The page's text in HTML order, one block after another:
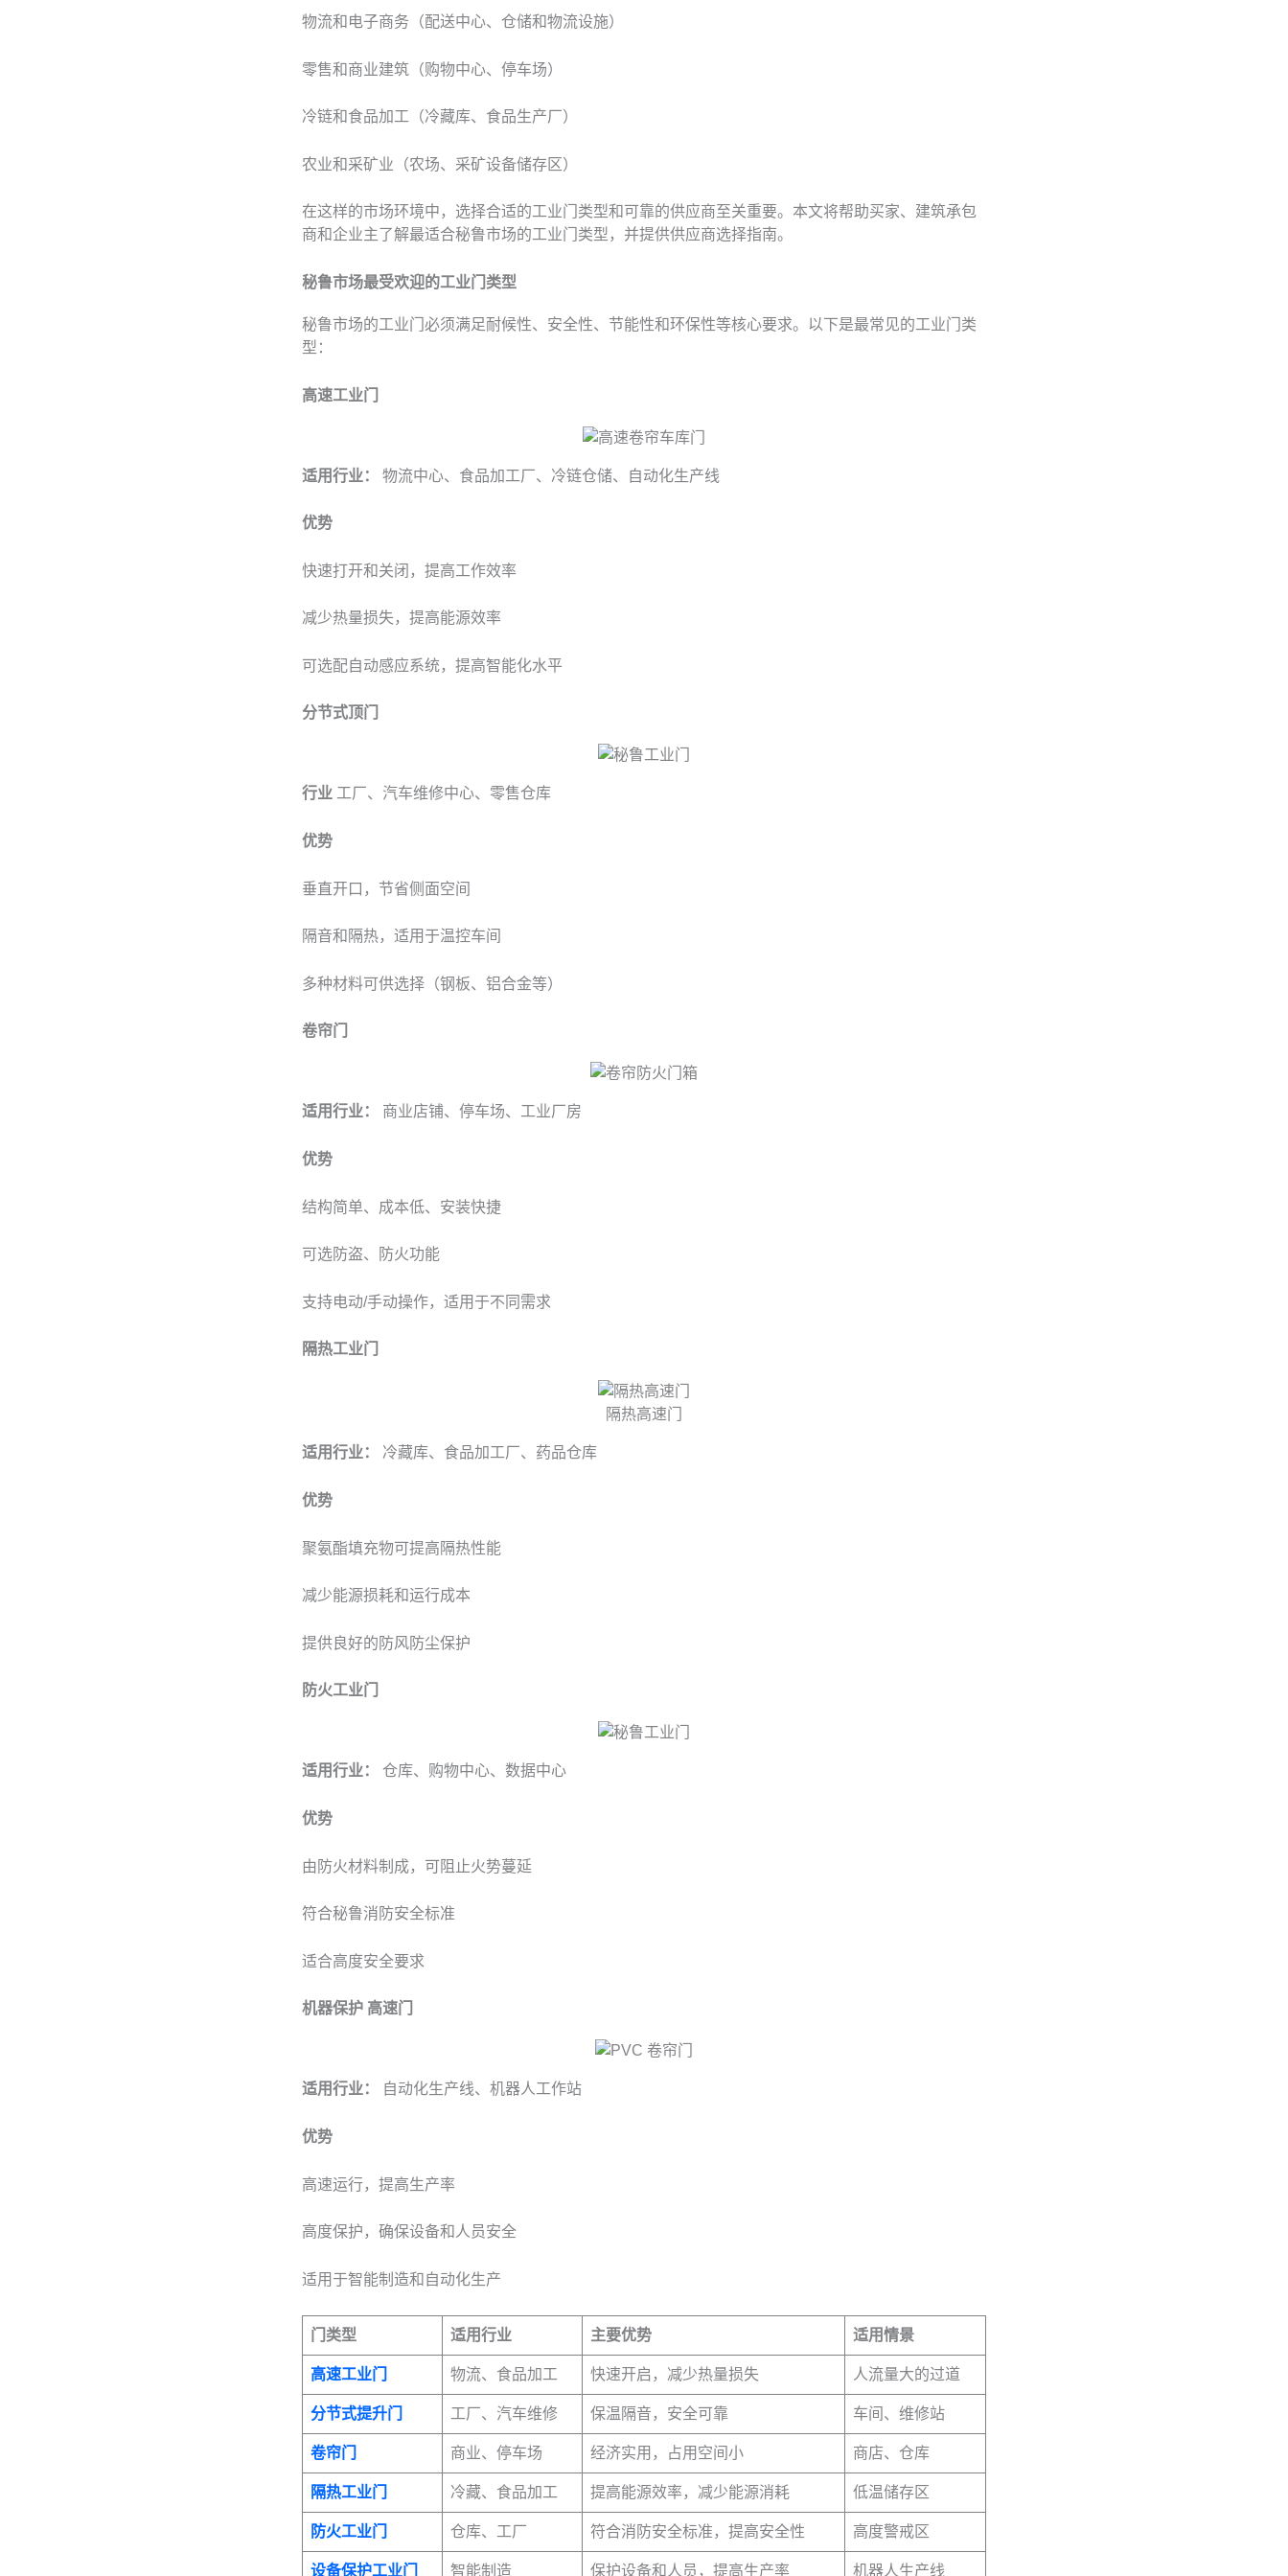
物流和电子商务（配送中心、仓储和物流设施）
零售和商业建筑（购物中心、停车场）
冷链和食品加工（冷藏库、食品生产厂）
农业和采矿业（农场、采矿设备储存区）
在这样的市场环境中，选择合适的工业门类型和可靠的供应商至关重要。本文将帮助买家、建筑承包
商和企业主了解最适合秘鲁市场的工业门类型，并提供供应商选择指南。
秘鲁市场最受欢迎的工业门类型
秘鲁市场的工业门必须满足耐候性、安全性、节能性和环保性等核心要求。以下是最常见的工业门类
型：
高速工业门
适用行业： 物流中心、食品加工厂、冷链仓储、自动化生产线
优势
快速打开和关闭，提高工作效率
减少热量损失，提高能源效率
可选配自动感应系统，提高智能化水平
分节式顶门
行业 工厂、汽车维修中心、零售仓库
优势
垂直开口，节省侧面空间
隔音和隔热，适用于温控车间
多种材料可供选择（钢板、铝合金等）
卷帘门
适用行业： 商业店铺、停车场、工业厂房
优势
结构简单、成本低、安装快捷
可选防盗、防火功能
支持电动/手动操作，适用于不同需求
隔热工业门
隔热高速门
适用行业： 冷藏库、食品加工厂、药品仓库
优势
聚氨酯填充物可提高隔热性能
减少能源损耗和运行成本
提供良好的防风防尘保护
防火工业门
适用行业： 仓库、购物中心、数据中心
优势
由防火材料制成，可阻止火势蔓延
符合秘鲁消防安全标准
适合高度安全要求
机器保护 高速门
适用行业： 自动化生产线、机器人工作站
优势
高速运行，提高生产率
高度保护，确保设备和人员安全
适用于智能制造和自动化生产
门类型 适用行业 主要优势 适用情景
高速工业门 物流、食品加工 快速开启，减少热量损失 人流量大的过道
分节式提升门 工厂、汽车维修 保温隔音，安全可靠 车间、维修站
卷帘门 商业、停车场 经济实用，占用空间小 商店、仓库
隔热工业门 冷藏、食品加工 提高能源效率，减少能源消耗 低温储存区
防火工业门 仓库、工厂 符合消防安全标准，提高安全性 高度警戒区
设备保护工业门 智能制造 保护设备和人员，提高生产率 机器人生产线